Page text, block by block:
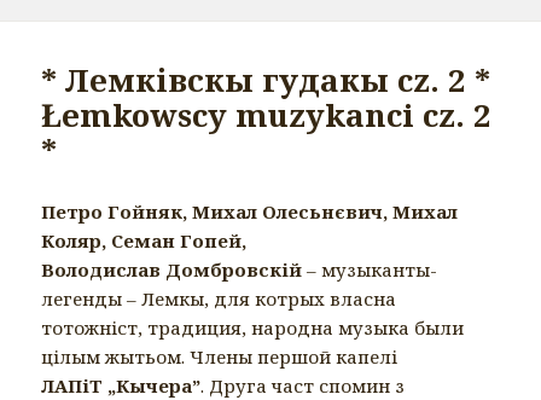
* Лемківскы гудакы cz. 2 *
Łemkowscy muzykanci cz. 2
*
Петро Гойняк, Михал Олесьнєвич, Михал
Коляр, Семан Гопей,
Володислав Домбровскій – музыканты-
легенды – Лемкы, для котрых власна
тотожніст, традиция, народна музыка были
цілым жытьом. Члены першой капелі
ЛАПіТ „Кычера”. Друга част спомин з